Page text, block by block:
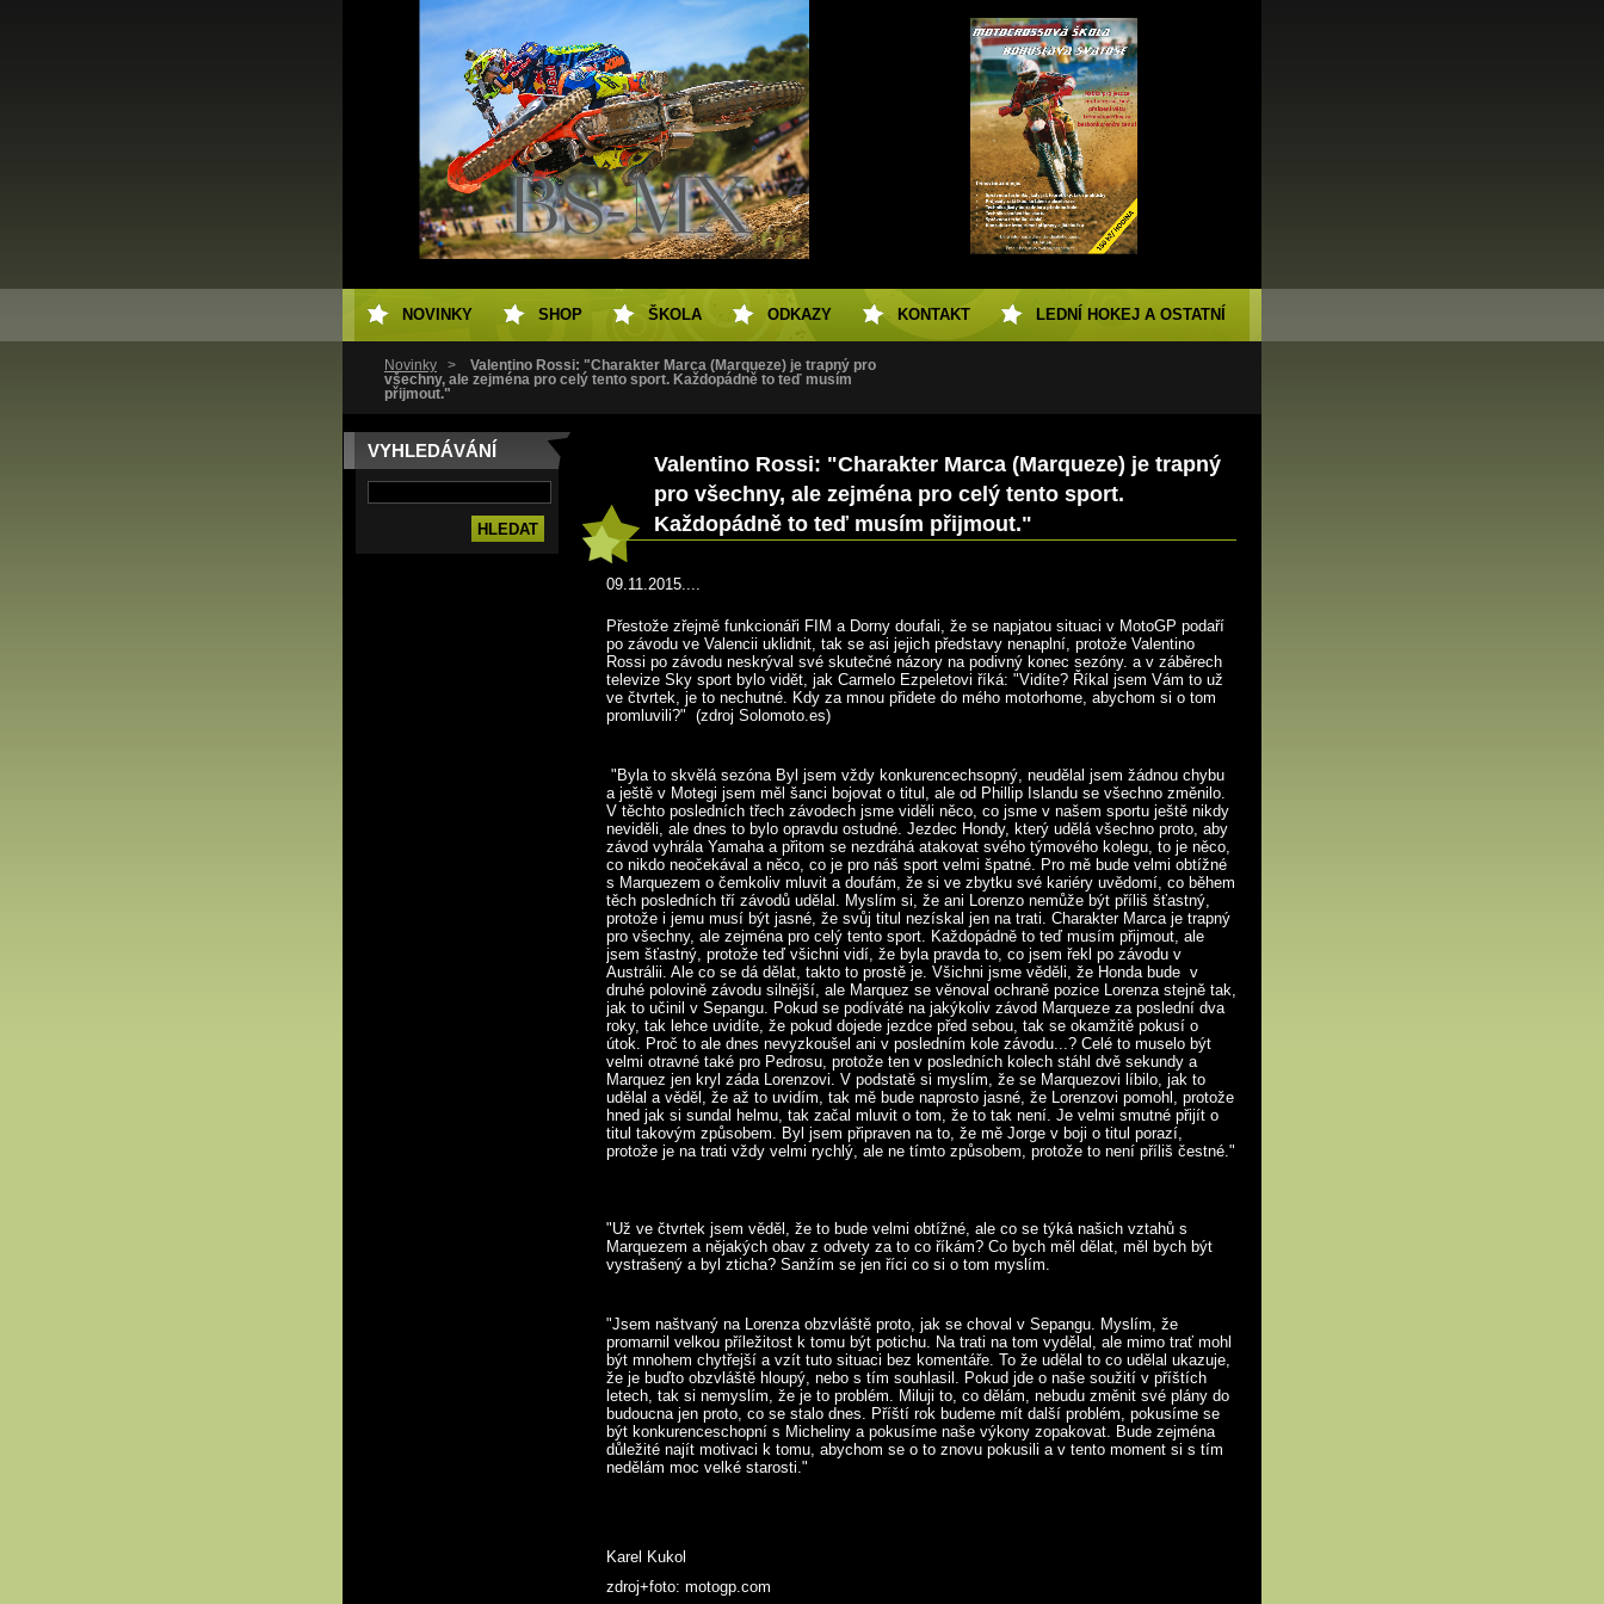
Novinky >
Valentino Rossi: "Charakter Marca (Marqueze) je trapný pro
všechny, ale zejména pro celý tento sport. Každopádně to teď musím
přijmout."
VYHLEDÁVÁNÍ
Valentino Rossi: "Charakter Marca (Marqueze) je trapný
pro všechny, ale zejména pro celý tento sport.
Každopádně to teď musím přijmout."
09.11.2015....
Přestože zřejmě funkcionáři FIM a Dorny doufali, že se napjatou situaci v MotoGP podaří
po závodu ve Valencii uklidnit, tak se asi jejich představy nenaplní, protože Valentino
Rossi po závodu neskrýval své skutečné názory na podivný konec sezóny. a v záběrech
televize Sky sport bylo vidět, jak Carmelo Ezpeletovi říká: "Vidíte? Říkal jsem Vám to už
ve čtvrtek, je to nechutné. Kdy za mnou přidete do mého motorhome, abychom si o tom
promluvili?" (zdroj Solomoto.es)
"Byla to skvělá sezóna Byl jsem vždy konkurencechsopný, neudělal jsem žádnou chybu
a ještě v Motegi jsem měl šanci bojovat o titul, ale od Phillip Islandu se všechno změnilo.
V těchto posledních třech závodech jsme viděli něco, co jsme v našem sportu ještě nikdy
neviděli, ale dnes to bylo opravdu ostudné. Jezdec Hondy, který udělá všechno proto, aby
závod vyhrála Yamaha a přitom se nezdráhá atakovat svého týmového kolegu, to je něco,
co nikdo neočekával a něco, co je pro náš sport velmi špatné. Pro mě bude velmi obtížné
s Marquezem o čemkoliv mluvit a doufám, že si ve zbytku své kariéry uvědomí, co během
těch posledních tří závodů udělal. Myslím si, že ani Lorenzo nemůže být příliš šťastný,
protože i jemu musí být jasné, že svůj titul nezískal jen na trati. Charakter Marca je trapný
pro všechny, ale zejména pro celý tento sport. Každopádně to teď musím přijmout, ale
jsem šťastný, protože teď všichni vidí, že byla pravda to, co jsem řekl po závodu v
Austrálii. Ale co se dá dělat, takto to prostě je. Všichni jsme věděli, že Honda bude v
druhé polovině závodu silnější, ale Marquez se věnoval ochraně pozice Lorenza stejně tak,
jak to učinil v Sepangu. Pokud se podíváté na jakýkoliv závod Marqueze za poslední dva
roky, tak lehce uvidíte, že pokud dojede jezdce před sebou, tak se okamžitě pokusí o
útok. Proč to ale dnes nevyzkoušel ani v posledním kole závodu...? Celé to muselo být
velmi otravné také pro Pedrosu, protože ten v posledních kolech stáhl dvě sekundy a
Marquez jen kryl záda Lorenzovi. V podstatě si myslím, že se Marquezovi líbilo, jak to
udělal a věděl, že až to uvidím, tak mě bude naprosto jasné, že Lorenzovi pomohl, protože
hned jak si sundal helmu, tak začal mluvit o tom, že to tak není. Je velmi smutné přijít o
titul takovým způsobem. Byl jsem připraven na to, že mě Jorge v boji o titul porazí,
protože je na trati vždy velmi rychlý, ale ne tímto způsobem, protože to není příliš čestné."
"Už ve čtvrtek jsem věděl, že to bude velmi obtížné, ale co se týká našich vztahů s
Marquezem a nějakých obav z odvety za to co říkám? Co bych měl dělat, měl bych být
vystrašený a byl zticha? Sanžím se jen říci co si o tom myslím.
"Jsem naštvaný na Lorenza obzvláště proto, jak se choval v Sepangu. Myslím, že
promarnil velkou příležitost k tomu být potichu. Na trati na tom vydělal, ale mimo trať mohl
být mnohem chytřejší a vzít tuto situaci bez komentáře. To že udělal to co udělal ukazuje,
že je buďto obzvláště hloupý, nebo s tím souhlasil. Pokud jde o naše soužití v příštích
letech, tak si nemyslím, že je to problém. Miluji to, co dělám, nebudu změnit své plány do
budoucna jen proto, co se stalo dnes. Příští rok budeme mít další problém, pokusíme se
být konkurenceschopní s Micheliny a pokusíme naše výkony zopakovat. Bude zejména
důležité najít motivaci k tomu, abychom se o to znovu pokusili a v tento moment si s tím
nedělám moc velké starosti."
Karel Kukol
zdroj+foto: motogp.com
NOVINKY SHOP ŠKOLA ODKAZY KONTAKT LEDNÍ HOKEJ A OSTATNÍ